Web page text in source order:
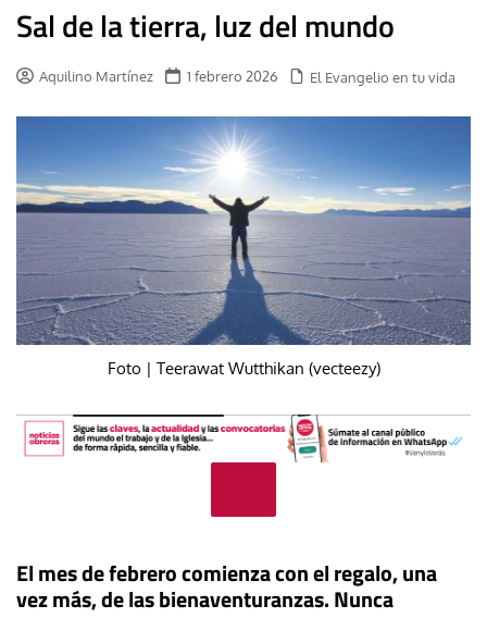
Sal de la tierra, luz del mundo
Aquilino Martínez 1 febrero 2026 El Evangelio en tu vida
Foto | Teerawat Wutthikan (vecteezy)
El mes de febrero comienza con el regalo, una
vez más, de las bienaventuranzas. Nunca